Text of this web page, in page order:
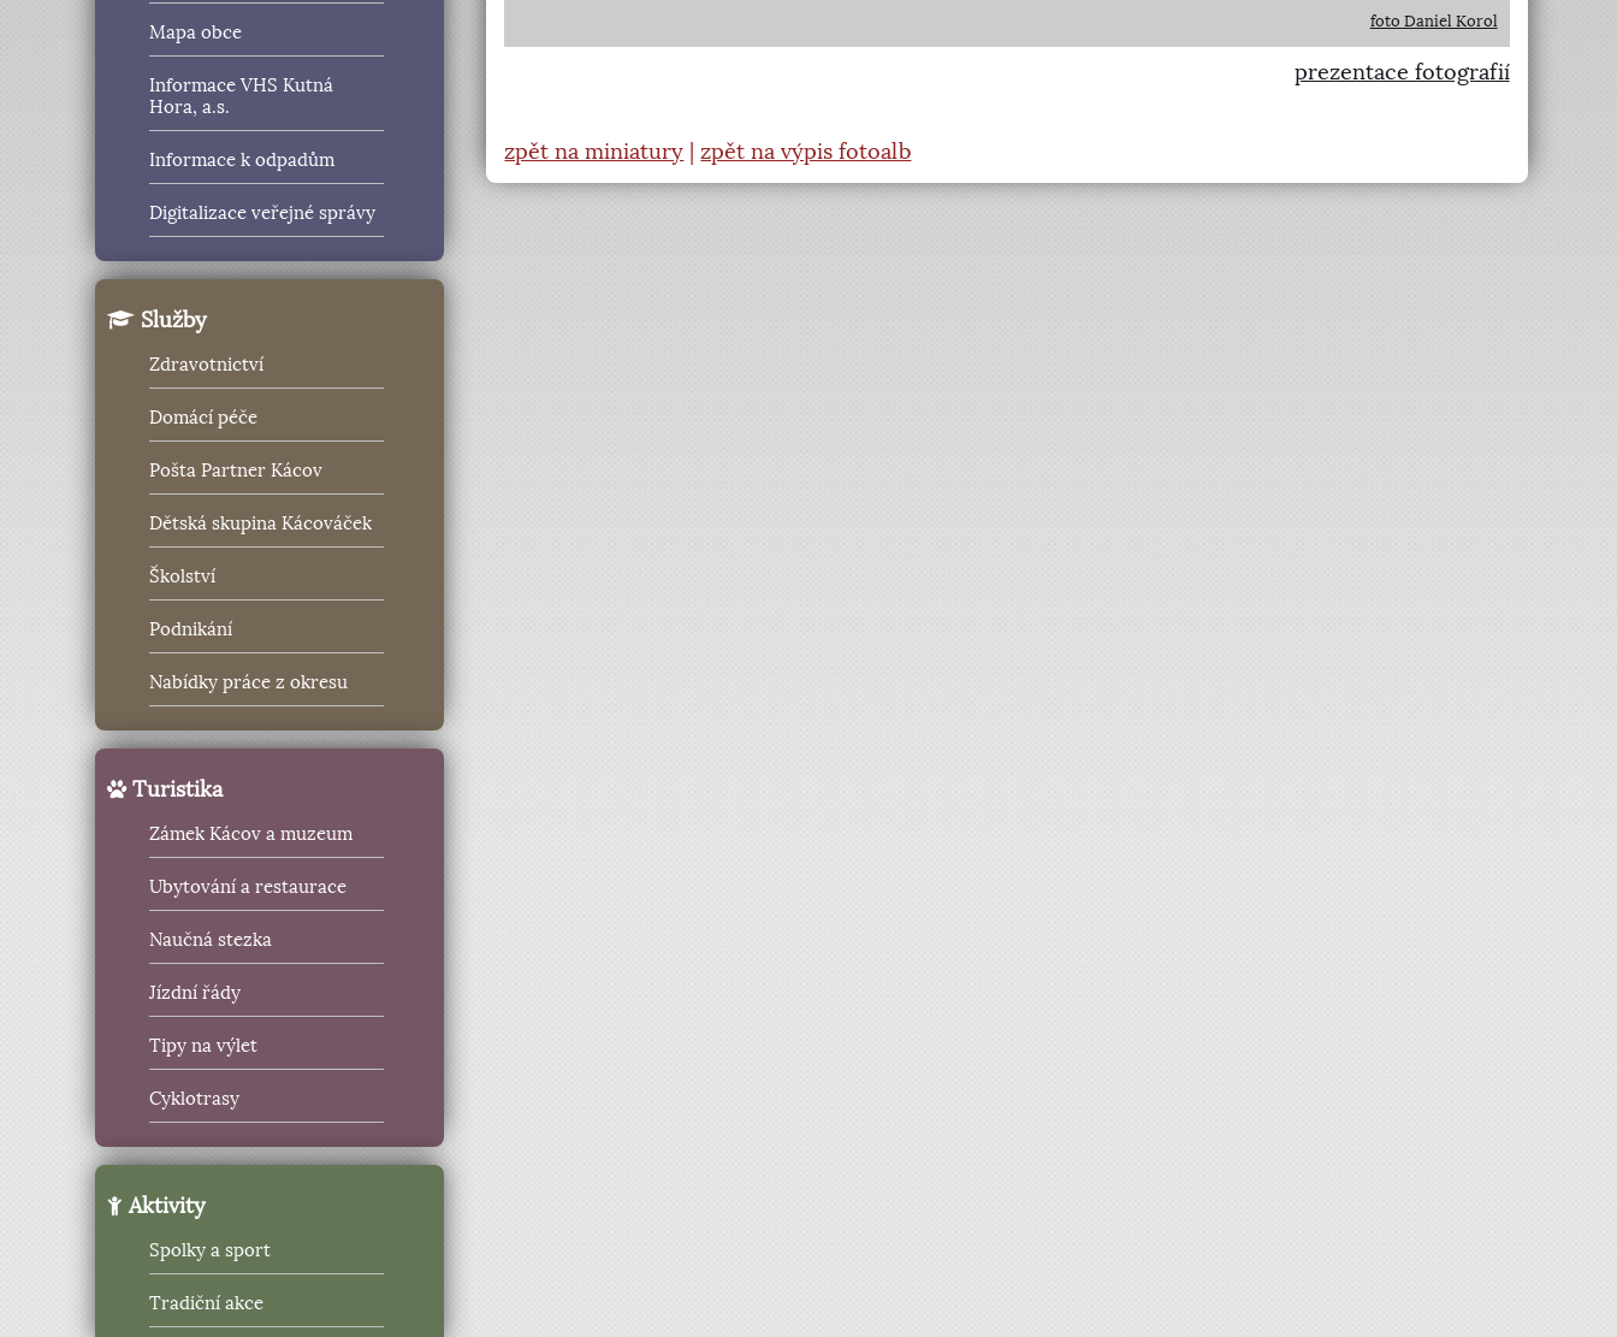
Mapa obce
Informace VHS Kutná
Hora, a.s.
Informace k odpadům
Digitalizace veřejné správy
Služby
Zdravotnictví
Domácí péče
Pošta Partner Kácov
Dětská skupina Kácováček
Školství
Podnikání
Nabídky práce z okresu
Turistika
Zámek Kácov a muzeum
Ubytování a restaurace
Naučná stezka
Jízdní řády
Tipy na výlet
Cyklotrasy
Aktivity
Spolky a sport
Tradiční akce
foto Daniel Korol
prezentace fotografií
zpět na miniatury |zpět na výpis fotoalb